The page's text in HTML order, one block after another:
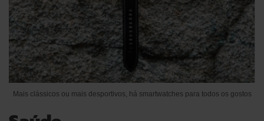
Mais clássicos ou mais desportivos, há smartwatches para todos os gostos